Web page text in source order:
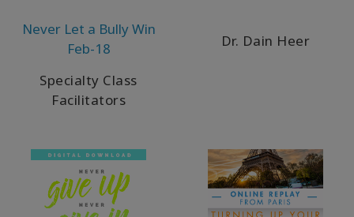
WISHLIST
Never Let a Bully Win
Feb-18
Specialty Class
Facilitators
Dr. Dain Heer